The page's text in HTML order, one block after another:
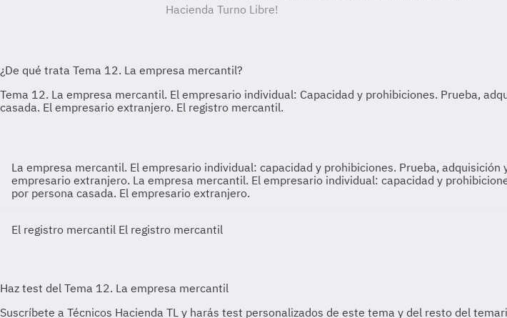
Hacienda Turno Libre!
La empresa mercantil. El empresario individual: capacidad y prohibiciones. Prueba,
empresario extranjero. La empresa mercantil. El empresario individual: capacidad y
por persona casada. El empresario extranjero.
El registro mercantil El registro mercantil